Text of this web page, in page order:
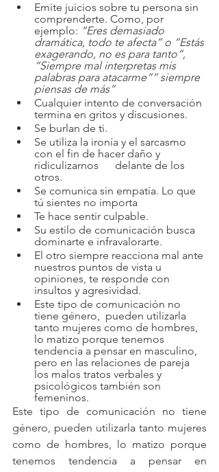
Emite juicios sobre tu persona sin
comprenderte. Como, por
ejemplo: “Eres demasiado
dramática, todo te afecta” o “Estás
exagerando, no es para tanto”,
“Siempre mal interpretas mis
palabras para atacarme”” siempre
piensas de más”
Cualquier intento de conversación
termina en gritos y discusiones.
Se burlan de ti.
Se utiliza la ironía y el sarcasmo
con el fin de hacer daño y
ridiculizarnos      delante de los
otros.
Se comunica sin empatía. Lo que
tú sientes no importa
Te hace sentir culpable.
Su estilo de comunicación busca
dominarte e infravalorarte.
El otro siempre reacciona mal ante
nuestros puntos de vista u
opiniones, te responde con
insultos y agresividad.
Este tipo de comunicación no
tiene género,  pueden utilizarla
tanto mujeres como de hombres,
lo matizo porque tenemos
tendencia a pensar en masculino,
pero en las relaciones de pareja
los malos tratos verbales y
psicológicos también son
femeninos.
Este tipo de comunicación no tiene
género, pueden utilizarla tanto mujeres
como de hombres, lo matizo porque
tenemos tendencia a pensar en